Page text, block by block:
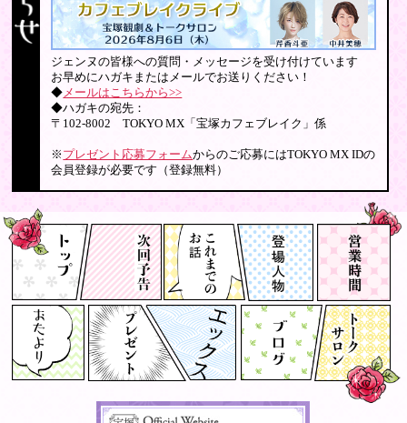
ジェンヌの皆様への質問・メッセージを受け付けています
お早めにハガキまたはメールでお送りください！
◆メールはこちらから>>
◆ハガキの宛先：
〒102-8002 TOKYO MX「宝塚カフェブレイク」係
※ プレゼント応募フォームからのご応募にはTOKYO MX IDの
会員登録が必要です（登録無料）